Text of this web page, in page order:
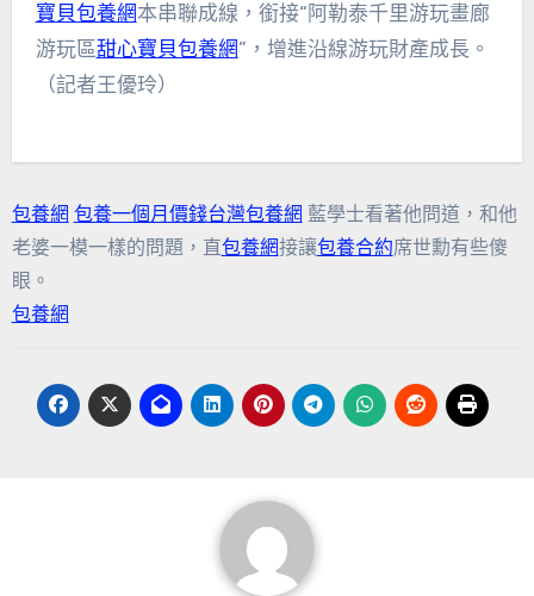
寶貝包養網本串聯成線，銜接“阿勒泰千里游玩畫廊
游玩區甜心寶貝包養網”，增進沿線游玩財產成長。
（記者王優玲）
包養網 包養一個月價錢台灣包養網 藍學士看著他問道，和他
老婆一模一樣的問題，直包養網接讓包養合約席世勳有些傻
眼。
包養網